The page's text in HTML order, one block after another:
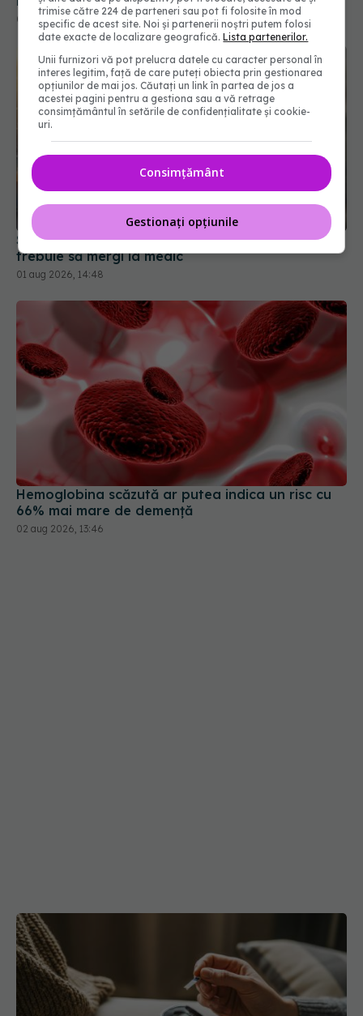
Semnul banal al cancerului pulmonar. Când
trebuie să mergi la medic
01 aug 2026, 14:48
Hemoglobina scăzută ar putea indica un risc cu
66% mai mare de demență
trimise către 224 de parteneri sau pot fi folosite în mod
specific de acest site. Noi și partenerii noștri putem folosi
date exacte de localizare geografică.Lista partenerilor.
Unii furnizori vă pot prelucra datele cu caracter personal în
interes legitim, față de care puteți obiecta prin gestionarea
opțiunilor de mai jos. Căutați un link în partea de jos a
acestei pagini pentru a gestiona sau a vă retrage
consimțământul în setările de confidențialitate și cookie-
uri.
Consimțământ
Gestionați opțiunile